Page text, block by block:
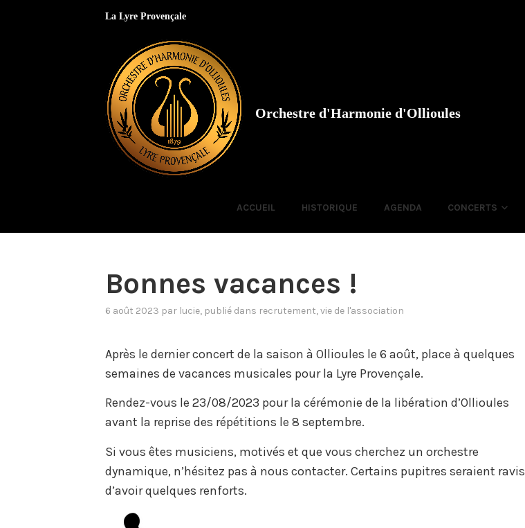
La Lyre Provençale
Orchestre d'Harmonie d'Ollioules
ACCUEIL HISTORIQUE AGENDA CONCERTS
Bonnes vacances !
6 août 2023 par lucie, publié dans recrutement,vie de l'association
Après le dernier concert de la saison à Ollioules le 6 août, place à quelques
semaines de vacances musicales pour la Lyre Provençale.
Rendez-vous le 23/08/2023 pour la cérémonie de la libération d’Ollioules
avant la reprise des répétitions le 8 septembre.
Si vous êtes musiciens, motivés et que vous cherchez un orchestre
dynamique, n’hésitez pas à nous contacter. Certains pupitres seraient ravis
d’avoir quelques renforts.